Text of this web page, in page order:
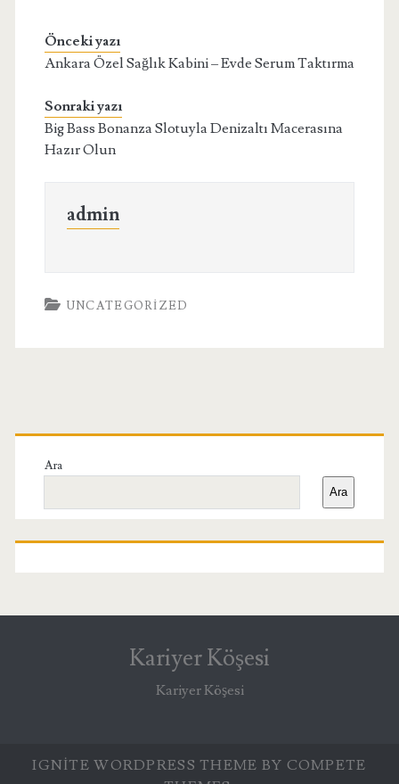
Önceki yazı
Ankara Özel Sağlık Kabini – Evde Serum Taktırma
Sonraki yazı
Big Bass Bonanza Slotuyla Denizaltı Macerasına
Hazır Olun
admin
UNCATEGORIZED
Birincil
Yan
Menü
Ara
Ara
Kariyer Köşesi
Kariyer Köşesi
IGNITE WORDPRESS THEME BY COMPETE